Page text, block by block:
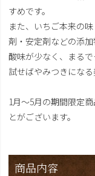
すめです。
また、いちご本来の
剤・安定剤などの添加
酸味が少なく、まる
試せばやみつきになる
1月～5月の期間限定
とがございます。
商品内容